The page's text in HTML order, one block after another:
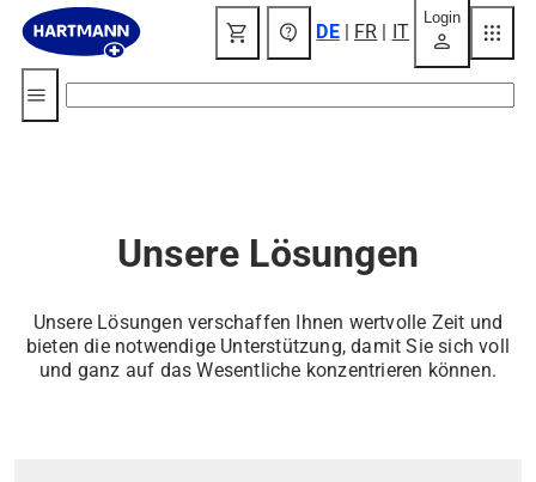
menu
contact_support DE | FR | IT
Login
person apps
shopping_cart
Unsere Lösungen
Unsere Lösungen verschaffen Ihnen wertvolle Zeit und
bieten die notwendige Unterstützung, damit Sie sich voll
und ganz auf das Wesentliche konzentrieren können.